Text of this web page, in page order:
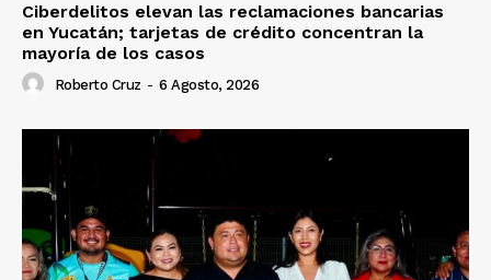
Ciberdelitos elevan las reclamaciones bancarias
en Yucatán; tarjetas de crédito concentran la
mayoría de los casos
Roberto Cruz - 6 Agosto, 2026